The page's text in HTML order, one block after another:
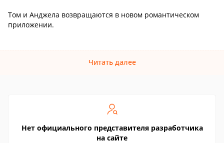
Том и Анджела возвращаются в новом романтическом
приложении.
Читать далее
Нет официального представителя разработчика
на сайте